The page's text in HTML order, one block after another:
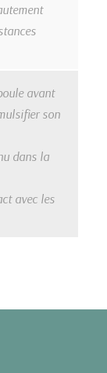
avant
son
dans la
avec les